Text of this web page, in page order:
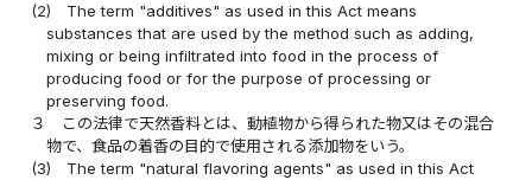
(2)
The term "additives" as used in this Act means
substances that are used by the method such as adding,
mixing or being infiltrated into food in the process of
producing food or for the purpose of processing or
preserving food.
３
この法律で天然香料とは、動植物から得られた物又はその混合
物で、食品の着香の目的で使用される添加物をいう。
(3)
The term "natural flavoring agents" as used in this Act